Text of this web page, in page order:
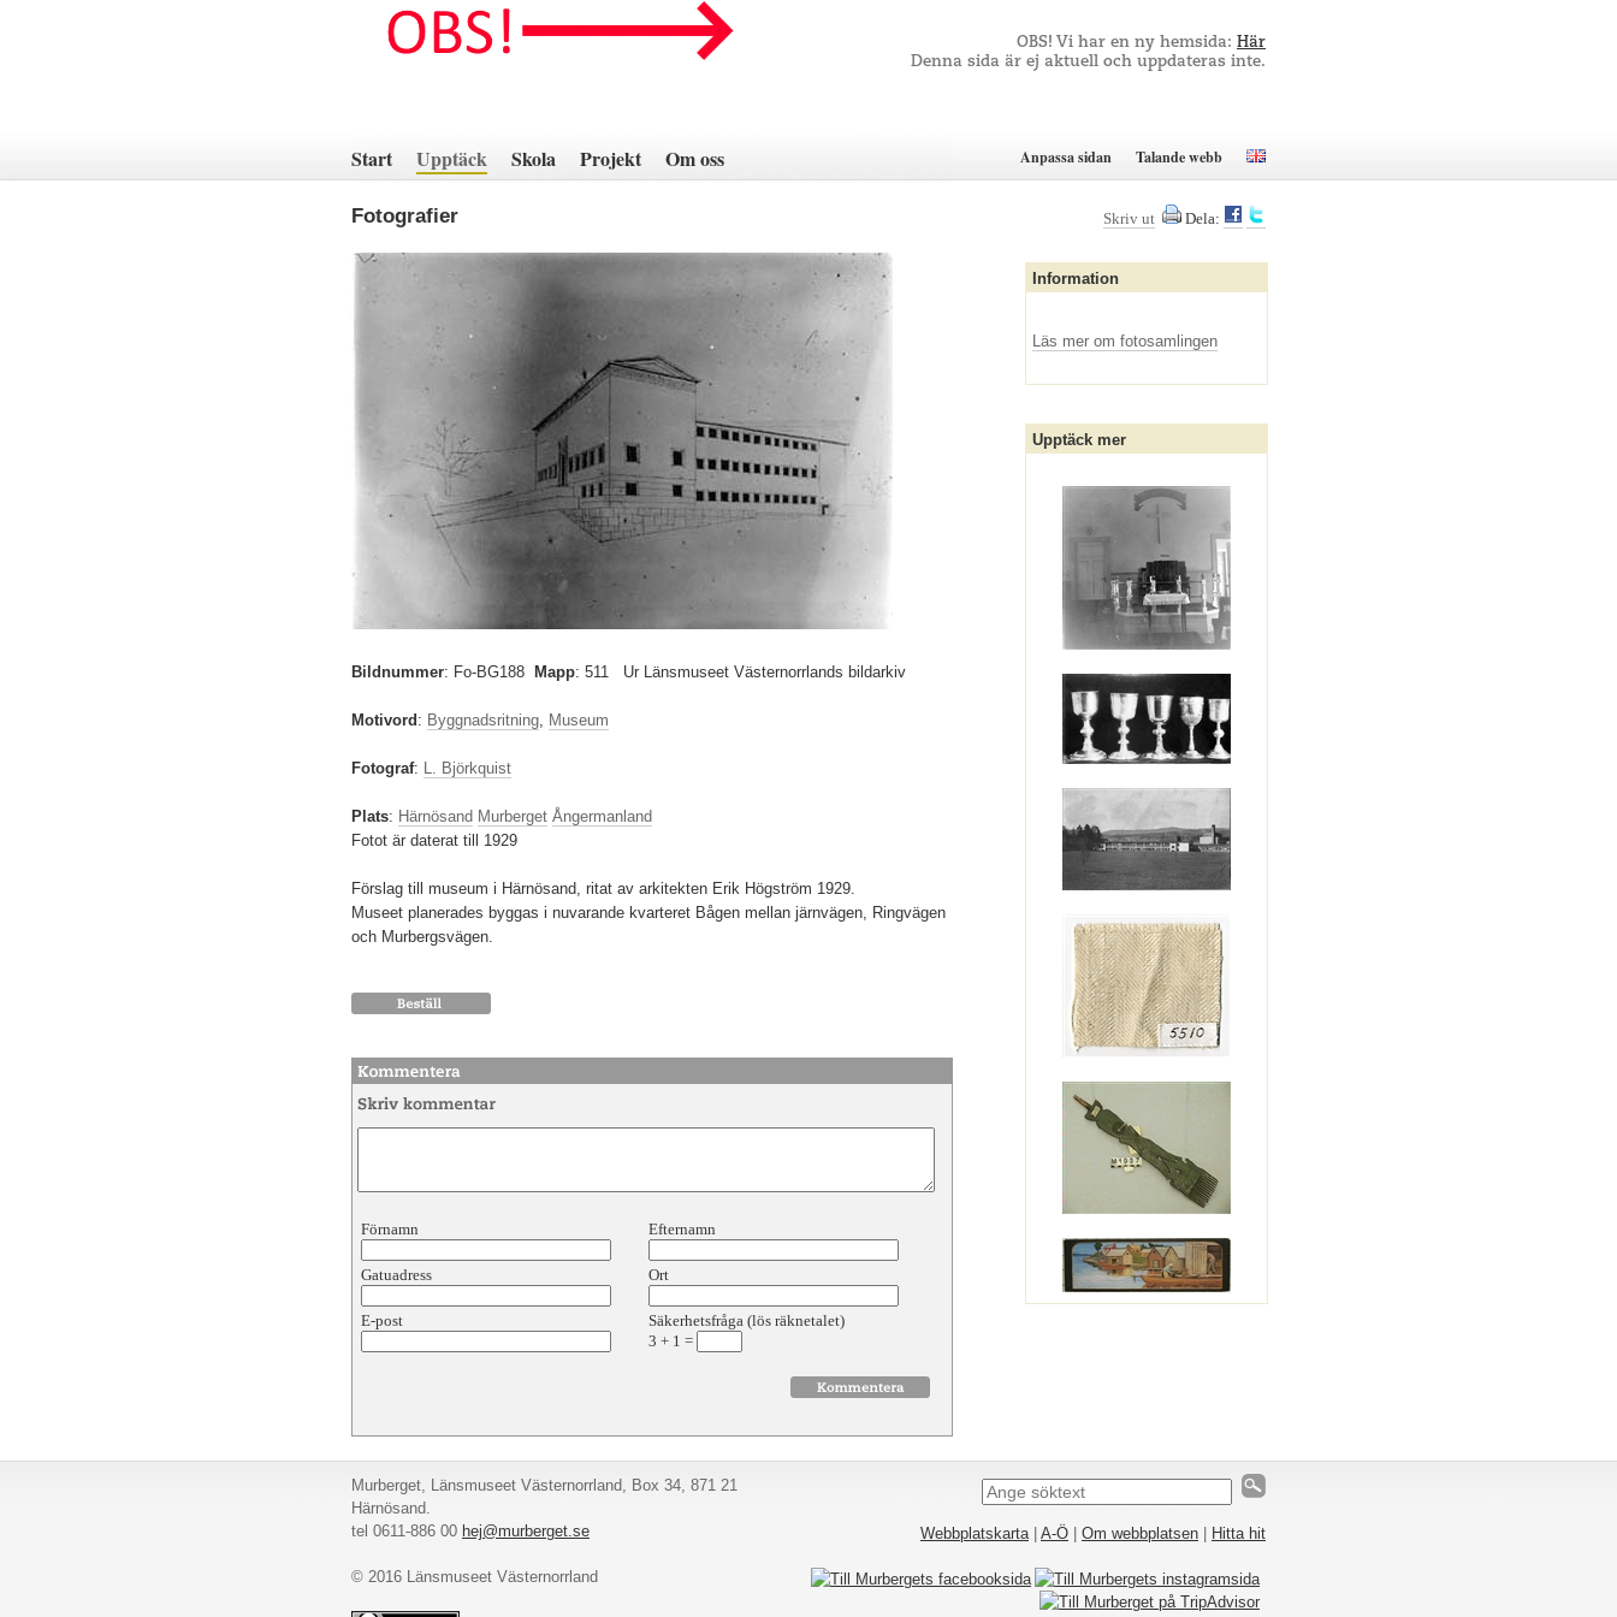
innehåll
OBS! Vi har en ny hemsida: Här
Denna sida är ej aktuell och uppdateras inte.
Start Upptäck Skola Projekt Om oss Anpassa sidan Talande webb
Fotografier
Bildnummer: Fo-BG188 Mapp: 511 Ur Länsmuseet Västernorrlands bildarkiv
Motivord : Byggnadsritning, Museum
Fotograf: L. Björkquist
Plats: Härnösand Murberget Ångermanland
Fotot är daterat till 1929
Förslag till museum i Härnösand, ritat av arkitekten Erik Högström 1929.
Museet planerades byggas i nuvarande kvarteret Bågen mellan järnvägen, Ringvägen
och Murbergsvägen.
Förnamn Efternamn
Gatuadress Ort
E-post
Säkerhetsfråga (lös räknetalet)
3 + 1 =
Skriv ut Dela:
Information
Läs mer om fotosamlingen
Upptäck mer
Murberget, Länsmuseet Västernorrland, Box 34, 871 21
Härnösand.
tel 0611-886 00 hej@murberget.se
© 2016 Länsmuseet Västernorrland
Webbplatskarta| A-Ö Om webbplatsen Hitta hit